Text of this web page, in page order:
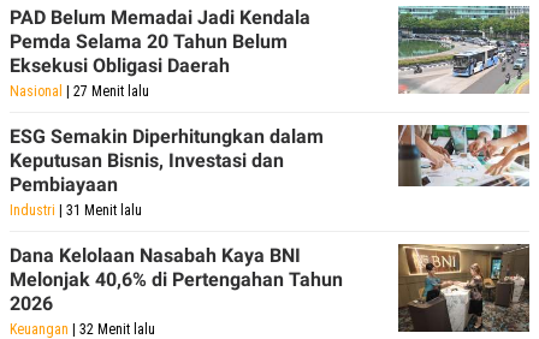
PAD Belum Memadai Jadi Kendala
Pemda Selama 20 Tahun Belum
Eksekusi Obligasi Daerah
Nasional | 27 Menit lalu
ESG Semakin Diperhitungkan dalam
Keputusan Bisnis, Investasi dan
Pembiayaan
Industri | 31 Menit lalu
Dana Kelolaan Nasabah Kaya BNI
Melonjak 40,6% di Pertengahan Tahun
2026
Keuangan | 32 Menit lalu